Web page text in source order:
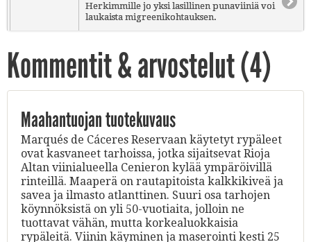
Herkimmille jo yksi lasillinen punaviiniä voi
laukaista migreenikohtauksen.
Kommentit & arvostelut (4)
Maahantuojan tuotekuvaus
Marqués de Cáceres Reservaan käytetyt rypäleet
ovat kasvaneet tarhoissa, jotka sijaitsevat Rioja
Altan viinialueella Cenieron kylää ympäröivillä
rinteillä. Maaperä on rautapitoista kalkkikiveä ja
savea ja ilmasto atlanttinen. Suuri osa tarhojen
köynnöksistä on yli 50-vuotiaita, jolloin ne
tuottavat vähän, mutta korkealuokkaisia
rypäleitä. Viinin käyminen ja maserointi kesti 25